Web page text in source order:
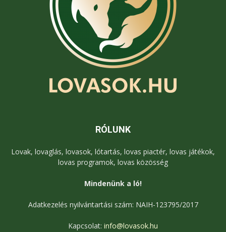
RÓLUNK
Lovak, lovaglás, lovasok, lótartás, lovas piactér, lovas játékok,
lovas programok, lovas közösség
Mindenünk a ló!
Adatkezelés nyilvántartási szám: NAIH-123795/2017
Kapcsolat: info@lovasok.hu